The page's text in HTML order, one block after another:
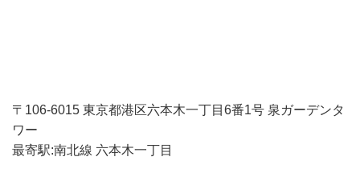
〒106-6015 東京都港区六本木一丁目6番1号 泉ガーデンタ
ワー
最寄駅:南北線 六本木一丁目